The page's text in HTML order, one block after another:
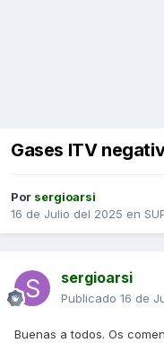
Gases ITV
Por sergioarsi
16 de Julio del 2025 en
sergioarsi
Publicado 16 de
Buenas a todos. Os